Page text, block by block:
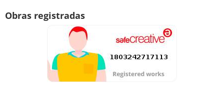
Obras registradas